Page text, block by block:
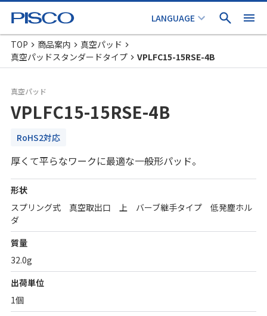
TOP 商品案内
真空パッド
真空パッドスタンダードタイプ
VPLFC15-15RSE-4B
真空パッド
VPLFC15-15RSE-4B
RoHS2対応
厚くて平らなワークに最適な一般形パッド。
形状
スプリング式 真空取出口 上 バーブ継手タイプ 低発塵ホル
ダ
質量
32.0g
出荷単位
1個